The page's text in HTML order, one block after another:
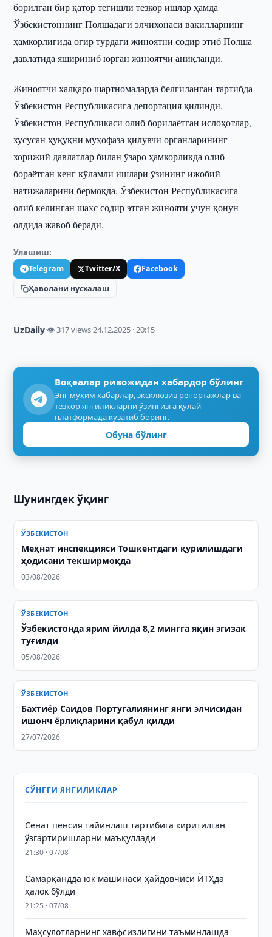
борилган бир қатор тегишли тезкор ишлар ҳамда
Ўзбекистоннинг Полшадаги элчихонаси вакилларнинг
ҳамкорлигида оғир турдаги жиноятни содир этиб Полша
давлатида яшириниб юрган жиноятчи аниқланди.
Жиноятчи халқаро шартномаларда белгиланган тартибда
Ўзбекистон Республикасига депортация қилинди.
Ўзбекистон Республикаси олиб борилаётган ислоҳотлар,
хусусан ҳуқуқни муҳофаза қилувчи органларининг
хорижий давлатлар билан ўзаро ҳамкорликда олиб
бораётган кенг кўламли ишлари ўзининг ижобий
натижаларини бермоқда. Ўзбекистон Республикасига
олиб келинган шахс содир этган жинояти учун қонун
олдида жавоб беради.
Улашиш:
Telegram Twitter/X
Facebook
Ҳаволани нусхалаш
UzDaily·👁 317 views·24.12.2025 · 20:15
Воқеалар ривожидан хабардор бўлинг
Энг муҳим хабарлар, эксклюзив репортажлар ва
тезкор янгиликларни ўзингизга қулай
платформада кузатиб боринг.
Обуна бўлинг
Шунингдек ўқинг
ЎЗБЕКИСТОН
Меҳнат инспекцияси Тошкентдаги қурилишдаги
ҳодисани текширмоқда
03/08/2026
ЎЗБЕКИСТОН
Ўзбекистонда ярим йилда 8,2 мингга яқин эгизак
туғилди
05/08/2026
ЎЗБЕКИСТОН
Бахтиёр Саидов Португалиянинг янги элчисидан
ишонч ёрлиқларини қабул қилди
27/07/2026
СЎНГГИ ЯНГИЛИКЛАР
Сенат пенсия тайинлаш тартибига киритилган
ўзгартиришларни маъқуллади
21:30 · 07/08
Самарқандда юк машинаси ҳайдовчиси ЙТҲда
ҳалок бўлди
21:25 · 07/08
Маҳсулотларнинг хавфсизлигини таъминлашда